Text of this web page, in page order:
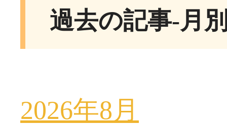
過去の記事-月
2026年8月